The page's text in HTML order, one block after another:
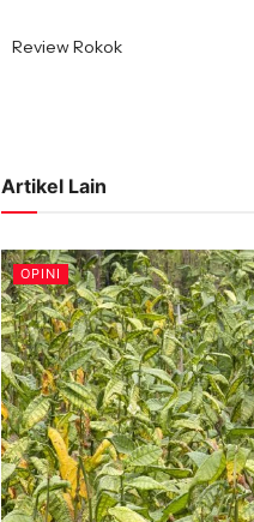
Review Rokok
Artikel Lain
OPINI